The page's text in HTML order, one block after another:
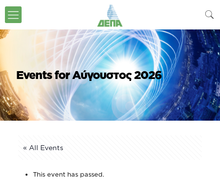
Events for Αύγουστος 2026
« All Events
This event has passed.